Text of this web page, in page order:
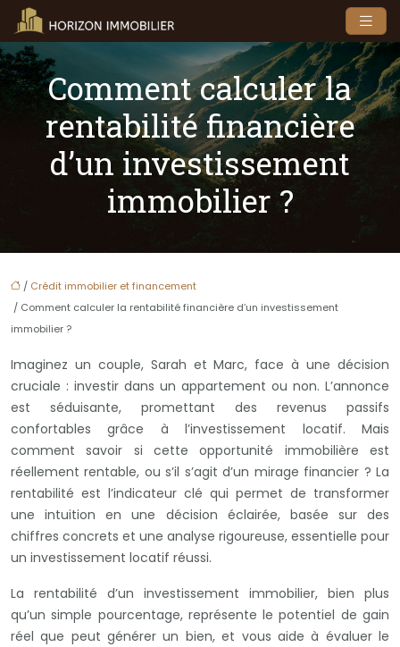
Comment calculer la
rentabilité financière
d’un investissement
immobilier ?
/ Crédit immobilier et financement
/ Comment calculer la rentabilité financière d’un investissement
immobilier ?
Imaginez un couple, Sarah et Marc, face à une décision
cruciale : investir dans un appartement ou non. L’annonce
est séduisante, promettant des revenus passifs
confortables grâce à l’investissement locatif. Mais
comment savoir si cette opportunité immobilière est
réellement rentable, ou s’il s’agit d’un mirage financier ? La
rentabilité est l’indicateur clé qui permet de transformer
une intuition en une décision éclairée, basée sur des
chiffres concrets et une analyse rigoureuse, essentielle pour
un investissement locatif réussi.
La rentabilité d’un investissement immobilier, bien plus
qu’un simple pourcentage, représente le potentiel de gain
réel que peut générer un bien, et vous aide à évaluer le